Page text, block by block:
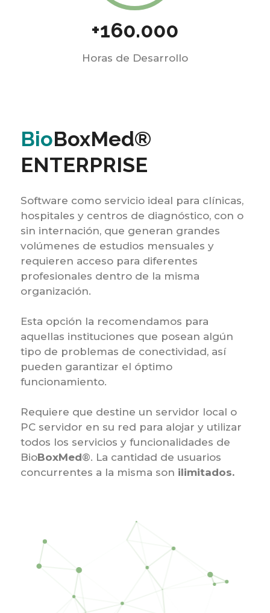
+160.000
Horas de Desarrollo
BioBoxMed®
ENTERPRISE
Software como servicio ideal para clínicas,
hospitales y centros de diagnóstico, con o
sin internación, que generan grandes
volúmenes de estudios mensuales y
requieren acceso para diferentes
profesionales dentro de la misma
organización.
Esta opción la recomendamos para
aquellas instituciones que posean algún
tipo de problemas de conectividad, así
pueden garantizar el óptimo
funcionamiento.
Requiere que destine un servidor local o
PC servidor en su red para alojar y utilizar
todos los servicios y funcionalidades de
BioBoxMed®. La cantidad de usuarios
concurrentes a la misma son ilimitados.